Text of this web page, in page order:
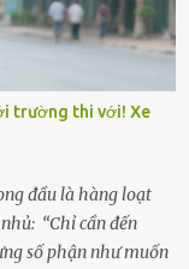
tả về đi học. Người
mà hiền, sau này
Lan và Hương – ba
này như hoa mai nở
đất màu, mà nhà
đỗ Đại học Bách
trường thi với! Xe
đầu là hàng loạt
“Chỉ cần đến
số phận như muốn